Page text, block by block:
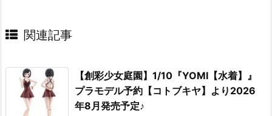
関連記事
【創彩少女庭園】1/10『YOMI【水着】』
プラモデル予約【コトブキヤ】より2026
年8月発売予定♪